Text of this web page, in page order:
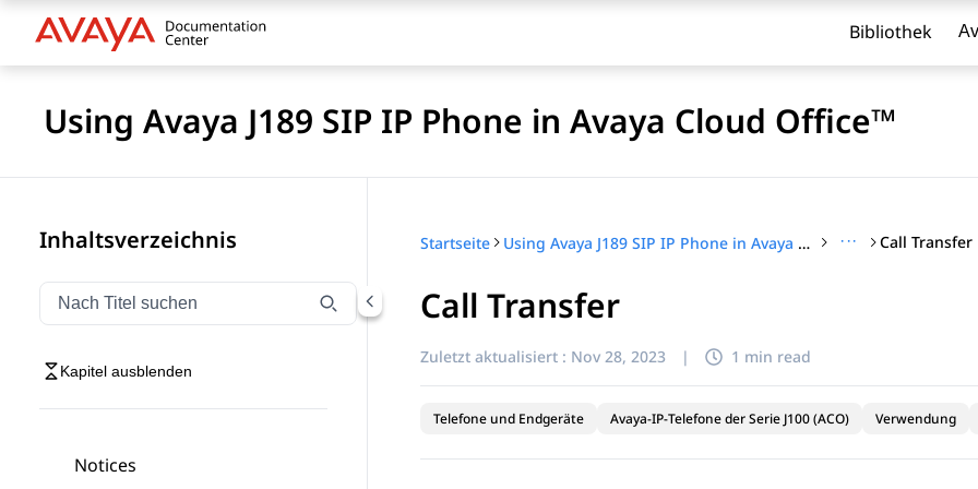
Bibliothek
Using Avaya J189 SIP IP Phone in Avaya Cloud Office™
Inhaltsverzeichnis
Navigation nach Titel filtern
Geben Sie Text ein, um Navigationselemente nach Titel zu filtern.
Kapitel ausblenden
Notices
Startseite Using Avaya J189 SIP IP Phone in Avaya Cloud Office™ ··· Call Transfer
Call Transfer
Zuletzt aktualisiert : Nov 28, 2023 | 1 min read
Telefone und Endgeräte Avaya-IP-Telefone der Serie J100 (ACO) Verwendung